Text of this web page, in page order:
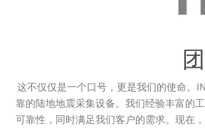
这不仅仅是一个口号，更是我们的使命。
靠的陆地地震采集设备。我们经验丰富的
可靠性，同时满足我们客户的需求。现在